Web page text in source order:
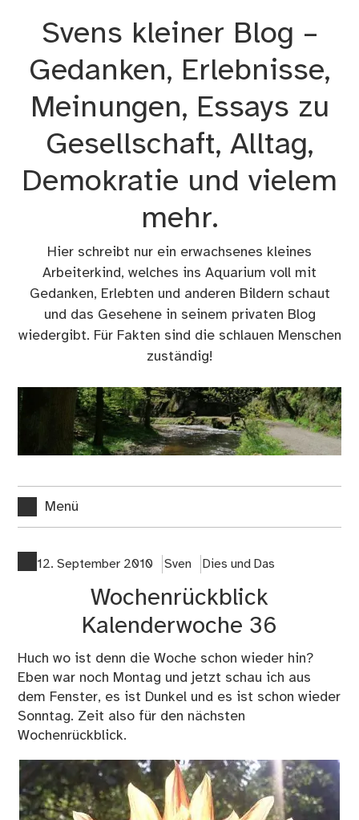
Svens kleiner Blog –
Gedanken, Erlebnisse,
Meinungen, Essays zu
Gesellschaft, Alltag,
Demokratie und vielem
mehr.
Hier schreibt nur ein erwachsenes kleines
Arbeiterkind, welches ins Aquarium voll mit
Gedanken, Erlebten und anderen Bildern schaut
und das Gesehene in seinem privaten Blog
wiedergibt. Für Fakten sind die schlauen Menschen
zuständig!
Menü
12. September 2010 Sven Dies und Das
Wochenrückblick
Kalenderwoche 36
Huch wo ist denn die Woche schon wieder hin?
Eben war noch Montag und jetzt schau ich aus
dem Fenster, es ist Dunkel und es ist schon wieder
Sonntag. Zeit also für den nächsten
Wochenrückblick.